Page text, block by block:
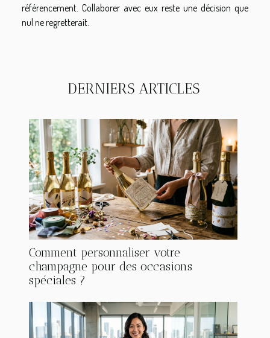
référencement. Collaborer avec eux reste une décision que
nul ne regretterait.
DERNIERS ARTICLES
Comment personnaliser votre
champagne pour des occasions
spéciales ?